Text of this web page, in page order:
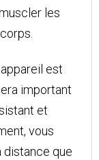
les
est
important
et
vous
distance que